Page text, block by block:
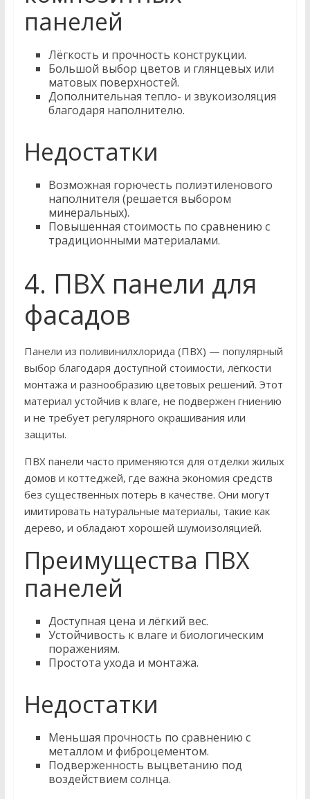
панелей
Лёгкость и прочность конструкции.
Большой выбор цветов и глянцевых или
матовых поверхностей.
Дополнительная тепло- и звукоизоляция
благодаря наполнителю.
Недостатки
Возможная горючесть полиэтиленового
наполнителя (решается выбором
минеральных).
Повышенная стоимость по сравнению с
традиционными материалами.
4. ПВХ панели для
фасадов
Панели из поливинилхлорида (ПВХ) — популярный
выбор благодаря доступной стоимости, лёгкости
монтажа и разнообразию цветовых решений. Этот
материал устойчив к влаге, не подвержен гниению
и не требует регулярного окрашивания или
защиты.
ПВХ панели часто применяются для отделки жилых
домов и коттеджей, где важна экономия средств
без существенных потерь в качестве. Они могут
имитировать натуральные материалы, такие как
дерево, и обладают хорошей шумоизоляцией.
Преимущества ПВХ
панелей
Доступная цена и лёгкий вес.
Устойчивость к влаге и биологическим
поражениям.
Простота ухода и монтажа.
Недостатки
Меньшая прочность по сравнению с
металлом и фиброцементом.
Подверженность выцветанию под
воздействием солнца.